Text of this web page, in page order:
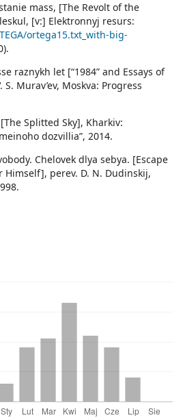
mass, [The Revolt of the
[v:] Elektronnyj resurs:
ortega15.txt_with-big-
raznykh let [“1984” and Essays of
Murav’ev, Moskva: Progress
Splitted Sky], Kharkiv:
dozvillia”, 2014.
Chelovek dlya sebya. [Escape
Himself], perev. D. N. Dudinskij,